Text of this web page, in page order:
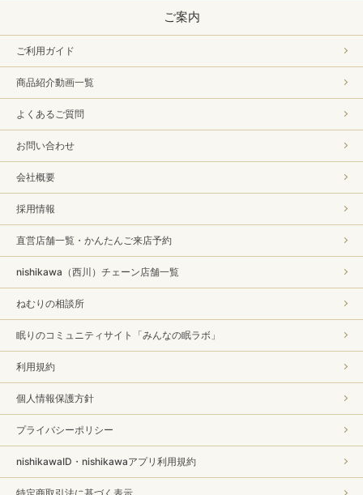
ご案内
ご利用ガイド
商品紹介動画一覧
よくあるご質問
お問い合わせ
会社概要
採用情報
直営店舗一覧・かんたんご来店予約
nishikawa（西川）チェーン店舗一覧
ねむりの相談所
眠りのコミュニティサイト「みんなの眠ラボ」
利用規約
個人情報保護方針
プライバシーポリシー
nishikawaID・nishikawaアプリ利用規約